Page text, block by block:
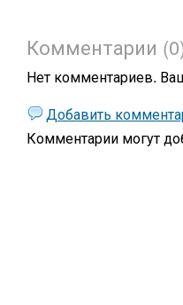
Комментарии
Нет комментариев.
Добавить
Комментарии могут